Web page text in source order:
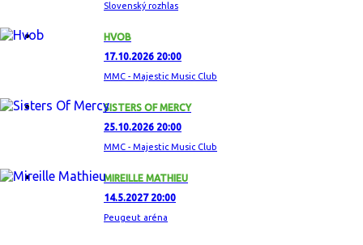
Slovenský rozhlas
HVOB
17.10.2026 20:00
MMC - Majestic Music Club
SISTERS OF MERCY
25.10.2026 20:00
MMC - Majestic Music Club
MIREILLE MATHIEU
14.5.2027 20:00
Peugeut aréna